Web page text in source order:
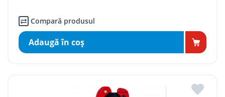
Compară produsul
Adaugă în coş